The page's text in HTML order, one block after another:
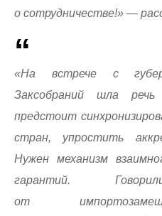
о сотрудничестве!» —
«На встрече с
Заксобраний шла
предстоит
стран, упростить
Нужен механизм
гарантий.
от